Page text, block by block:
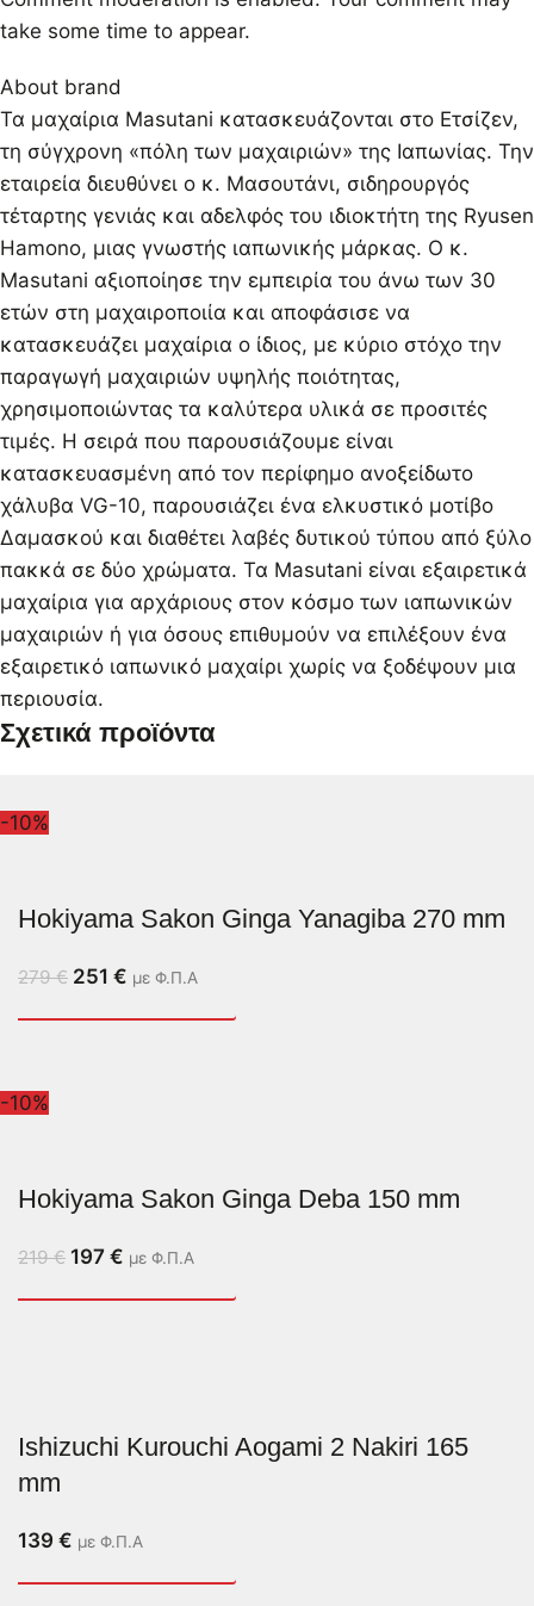
take some time to appear.
About brand
Τα μαχαίρια Masutani κατασκευάζονται στο Ετσίζεν,
τη σύγχρονη «πόλη των μαχαιριών» της Ιαπωνίας. Την
εταιρεία διευθύνει ο κ. Μασουτάνι, σιδηρουργός
τέταρτης γενιάς και αδελφός του ιδιοκτήτη της Ryusen
Hamono, μιας γνωστής ιαπωνικής μάρκας. Ο κ.
Masutani αξιοποίησε την εμπειρία του άνω των 30
ετών στη μαχαιροποιία και αποφάσισε να
κατασκευάζει μαχαίρια ο ίδιος, με κύριο στόχο την
παραγωγή μαχαιριών υψηλής ποιότητας,
χρησιμοποιώντας τα καλύτερα υλικά σε προσιτές
τιμές. Η σειρά που παρουσιάζουμε είναι
κατασκευασμένη από τον περίφημο ανοξείδωτο
χάλυβα VG-10, παρουσιάζει ένα ελκυστικό μοτίβο
Δαμασκού και διαθέτει λαβές δυτικού τύπου από ξύλο
πακκά σε δύο χρώματα. Τα Masutani είναι εξαιρετικά
μαχαίρια για αρχάριους στον κόσμο των ιαπωνικών
μαχαιριών ή για όσους επιθυμούν να επιλέξουν ένα
εξαιρετικό ιαπωνικό μαχαίρι χωρίς να ξοδέψουν μια
περιουσία.
Σχετικά προϊόντα
-10%
Hokiyama Sakon Ginga Yanagiba 270 mm
279€ 251 € με Φ.Π.Α
-10%
Hokiyama Sakon Ginga Deba 150 mm
219€ 197 € με Φ.Π.Α
Ishizuchi Kurouchi Aogami 2 Nakiri 165
mm
139 € με Φ.Π.Α